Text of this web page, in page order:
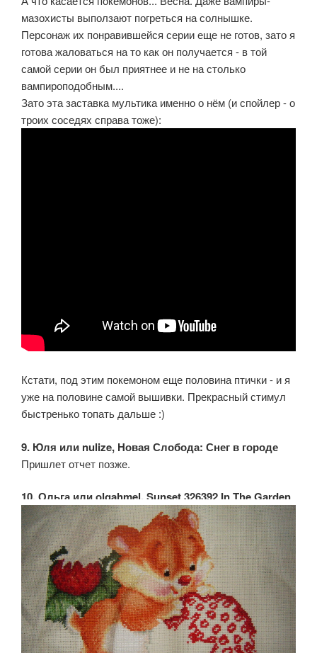
мазохисты выползают погреться на солнышке.
Персонаж их понравившейся серии еще не готов, зато я
готова жаловаться на то как он получается - в той
самой серии он был приятнее и не на столько
вампироподобным....
Зато эта заставка мультика именно о нём (и спойлер - о
троих соседях справа тоже):
Кстати, под этим покемоном еще половина птички - и я
уже на половине самой вышивки. Прекрасный стимул
быстренько топать дальше :)
9. Юля или nulize, Новая Слобода: Снег в городе
Пришлет отчет позже.
10. Ольга или olgahmel, Sunset 326392 In The Garden